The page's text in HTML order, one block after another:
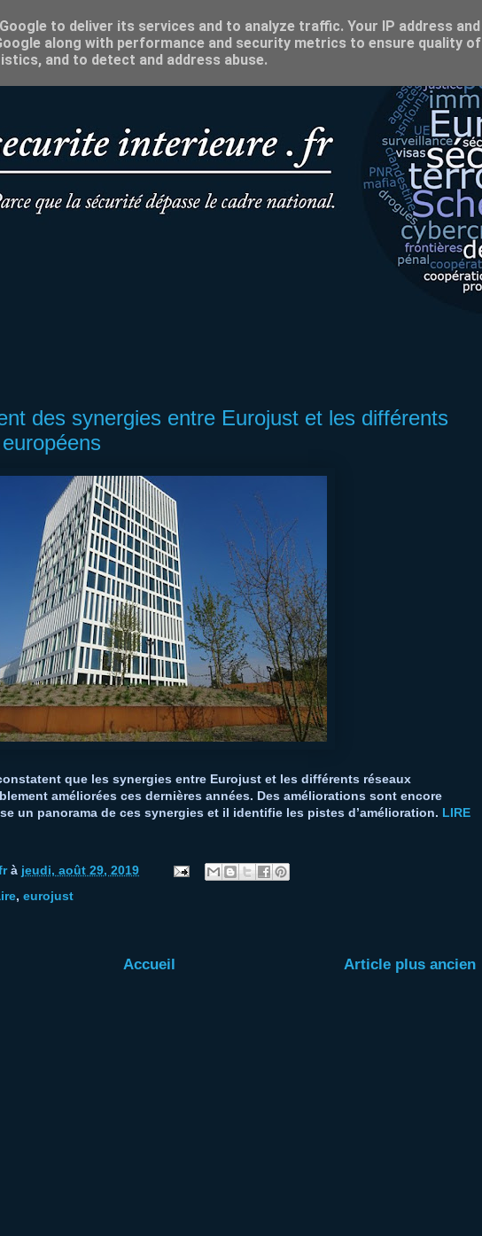
des synergies entre Eurojust et les différents
que les synergies entre Eurojust et les différents réseaux
améliorées ces dernières années. Des améliorations sont encore
un panorama de ces synergies et il identifie les pistes d’amélioration. LIRE
à jeudi, août 29, 2019
, eurojust
Article plus ancien
Accueil
to deliver its services and to analyze traffic. Your IP address and
along with performance and security metrics to ensure quality of
and to detect and address abuse.